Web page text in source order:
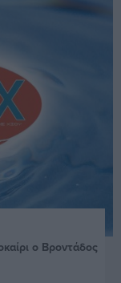
ο Βροντάδος